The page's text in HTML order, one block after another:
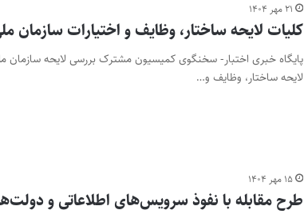
۲۱ مهر ۱۴۰۴
کلیات لایحه ساختار، وظایف و اختیارات
پایگاه خبری اختبار- سخنگوی کمیسیون مشترک بررسی لایحه
لایحه ساختار، وظایف و…
۱۵ مهر ۱۴۰۴
طرح مقابله با نفوذ سرویس‌های اطلاعاتی و